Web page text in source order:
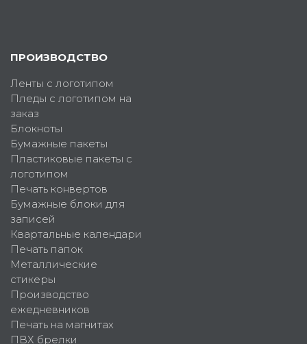
ПРОИЗВОДСТВО
Ленты с логотипом
Пледы с логотипом на
заказ
Блокноты
Бумажные пакеты
Пластиковые пакеты с
логотипом
Печать конвертов
Бумажные блоки для
записей
Квартальные календари
Печать папок
Металлические
стикеры
Производство
ежедневников
Печать на магнитах
ПВХ брелки